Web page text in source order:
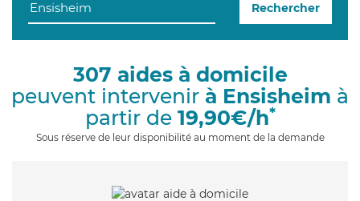
g
i
Rechercher
307 aides à domicile
peuvent intervenir à Ensisheim à
partir de 19,90€/h*
Sous réserve de leur disponibilité au moment de la demande